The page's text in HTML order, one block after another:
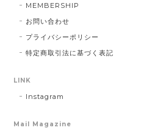
MEMBERSHIP
お問い合わせ
プライバシーポリシー
特定商取引法に基づく表記
LINK
Instagram
Mail Magazine